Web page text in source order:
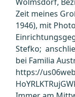
Zeit meines
1946), mit
Stefko;
bei Familia
https://